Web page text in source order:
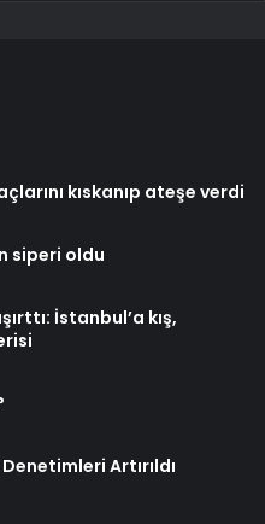
kıskanıp ateşe verdi
siperi oldu
İstanbul’a kış,
Artırıldı